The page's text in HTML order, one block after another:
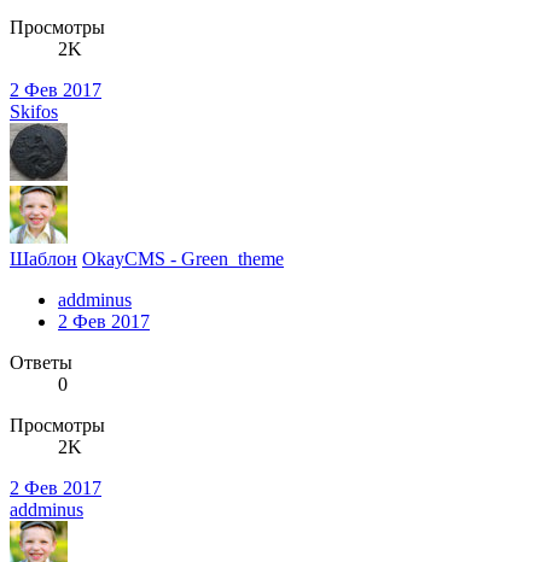
Просмотры
2K
2 Фев 2017
Skifos
Шаблон OkayCMS - Green_theme
addminus
2 Фев 2017
Ответы
0
Просмотры
2K
2 Фев 2017
addminus